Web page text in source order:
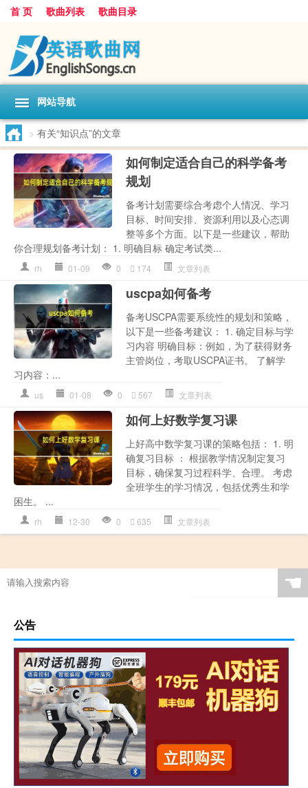
首 页 歌曲列表 歌曲目录
网站导航
> 有关“知识点”的文章
如何制定适合自己的科学备考
规划
备考计划需要综合考虑个人情况、学习
目标、时间安排、资源利用以及心态调
整等多个方面。以下是一些建议，帮助
你合理规划备考计划： 1. 明确目标 确定考试类...
rh 01-09 0 174 文章列表
uscpa如何备考
备考USCPA需要系统性的规划和策略，
以下是一些备考建议： 1. 确定目标与学
习内容 明确目标：例如，为了获得财务
主管岗位，考取USCPA证书。 了解学
习内容：...
us 01-08 0 567 文章列表
如何上好数学复习课
上好高中数学复习课的策略包括： 1. 明
确复习目标 ： 根据教学情况制定复习
目标，确保复习过程科学、合理。 考虑
全班学生的学习情况，包括优秀生和学
困生。 ...
rh 12-30 0 635 文章列表
☚
公告